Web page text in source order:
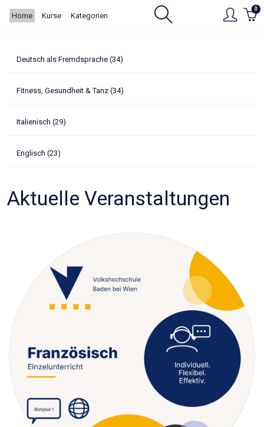
springen
Home Kurse Kategorien
0
Deutsch als Fremdsprache (34)
Fitness, Gesundheit & Tanz (34)
Italienisch (29)
Englisch (23)
Aktuelle Veranstaltungen